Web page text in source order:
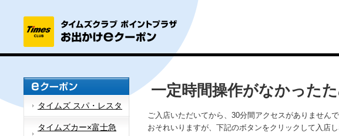
タイムズ スパ・レスタ
タイムズカー×富士急
一定時間操作がなかった
ご入店いただいてから、30分間アクセスがありません
おそれいりますが、下記のボタンをクリックして入店し